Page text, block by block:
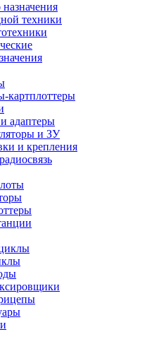
техники
картплоттеры
адаптеры
и ЗУ
и крепления